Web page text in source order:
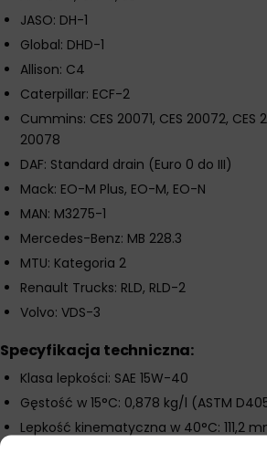
JASO: DH-1
Global: DHD-1
Allison: C4
Caterpillar: ECF-2
Cummins: CES 20071, CES 20072, CES
20078
DAF: Standard drain (Euro 0 do III)
Mack: EO-M Plus, EO-M, EO-N
MAN: M3275-1
Mercedes-Benz: MB 228.3
MTU: Kategoria 2
Renault Trucks: RLD, RLD-2
Volvo: VDS-3
Specyfikacja techniczna:
Klasa lepkości: SAE 15W-40
Gęstość w 15°C: 0,878 kg/l (ASTM
Lepkość kinematyczna w 40°C: 111,2